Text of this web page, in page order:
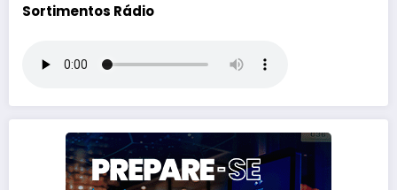
Sortimentos Rádio